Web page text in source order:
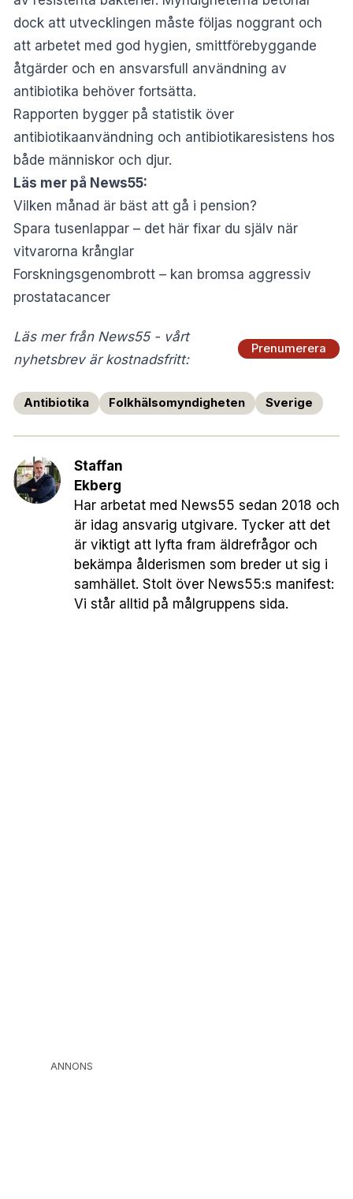
dock att utvecklingen måste följas noggrant och
att arbetet med god hygien, smittförebyggande
åtgärder och en ansvarsfull användning av
antibiotika behöver fortsätta.
Rapporten bygger på statistik över
antibiotikaanvändning och antibiotikaresistens hos
både människor och djur.
Läs mer på News55:
Vilken månad är bäst att gå i pension?
Spara tusenlappar – det här fixar du själv när
vitvarorna krånglar
Forskningsgenombrott – kan bromsa aggressiv
prostatacancer
Läs mer från News55 - vårt
nyhetsbrev är kostnadsfritt:
Prenumerera
Antibiotika Folkhälsomyndigheten Sverige
Staffan
Ekberg
Har arbetat med News55 sedan 2018 och
är idag ansvarig utgivare. Tycker att det
är viktigt att lyfta fram äldrefrågor och
bekämpa ålderismen som breder ut sig i
samhället. Stolt över News55:s manifest:
Vi står alltid på målgruppens sida.
ANNONS